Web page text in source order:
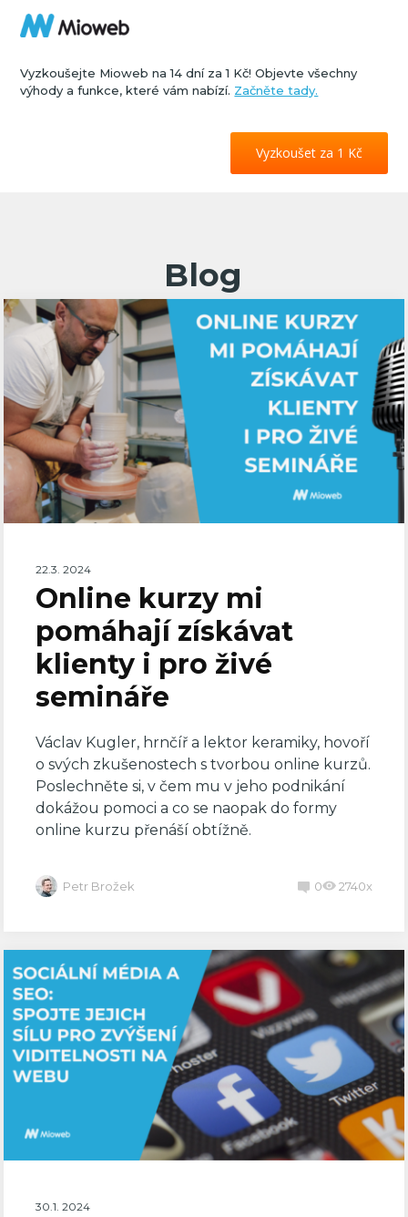
Vyzkoušejte Mioweb na 14 dní za 1 Kč! Objevte všechny
výhody a funkce, které vám nabízí. Začněte tady.
Vyzkoušet za 1 Kč
Blog
22.3. 2024
Online kurzy mi
pomáhají získávat
klienty i pro živé
semináře
Václav Kugler, hrnčíř a lektor keramiky, hovoří
o svých zkušenostech s tvorbou online kurzů.
Poslechněte si, v čem mu v jeho podnikání
dokážou pomoci a co se naopak do formy
online kurzu přenáší obtížně.
Petr Brožek 0 2740x
30.1. 2024